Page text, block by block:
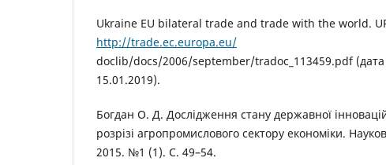
Ukraine EU bilateral trade and trade with the world.
http://trade.ec.europa.eu/
doclib/docs/2006/september/tradoc_113459.pdf
15.01.2019).
Богдан О. Д. Дослідження стану державної
розрізі агропромислового сектору економіки.
2015. №1 (1). С. 49–54.